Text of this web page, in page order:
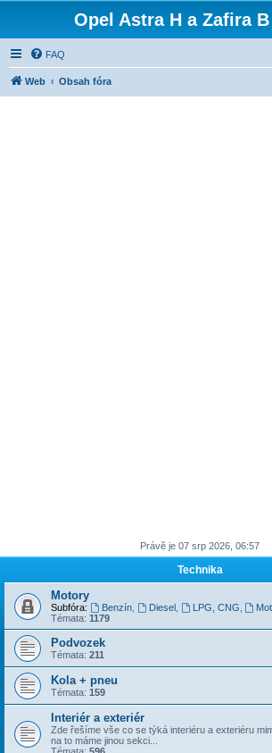
Opel Astra H a Zafira
FAQ
Web Obsah fóra
Právě je 07 srp 2026, 06:57
Technika
Motory
Subfóra: Benzín, Diesel, LPG, CNG
Témata: 1179
Podvozek
Témata: 211
Kola + pneu
Témata: 159
Interiér a exteriér
Zde řešíme vše co se týká interiéru a exteriéru
na to máme jinou sekci...